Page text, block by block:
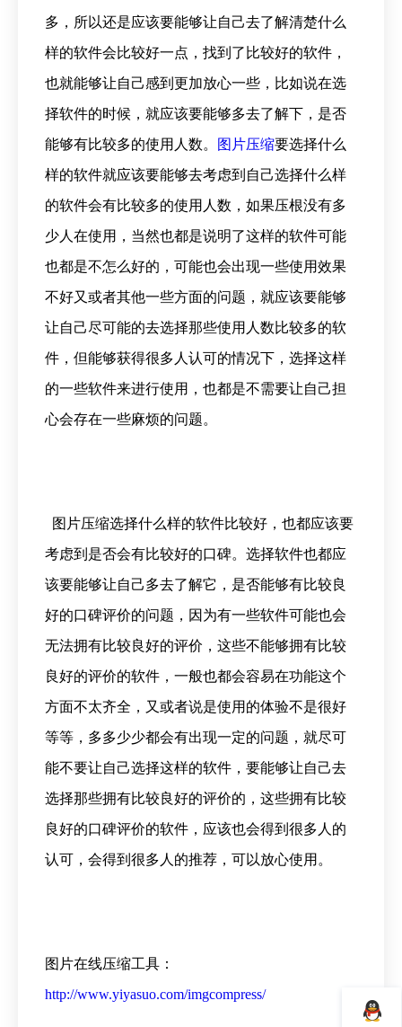
多，所以还是应该要能够让自己去了解清楚什么
样的软件会比较好一点，找到了比较好的软件，
也就能够让自己感到更加放心一些，比如说在选
择软件的时候，就应该要能够多去了解下，是否
能够有比较多的使用人数。
图片压缩要选择什么
样的软件就应该要能够去考虑到自己选择什么样
的软件会有比较多的使用人数，如果压根没有多
少人在使用，当然也都是说明了这样的软件可能
也都是不怎么好的，可能也会出现一些使用效果
不好又或者其他一些方面的问题，就应该要能够
让自己尽可能的去选择那些使用人数比较多的软
件，但能够获得很多人认可的情况下，选择这样
的一些软件来进行使用，也都是不需要让自己担
心会存在一些麻烦的问题。
图片压缩选择什么样的软件比较好，也都应该要
考虑到是否会有比较好的口碑。选择软件也都应
该要能够让自己多去了解它，是否能够有比较良
好的口碑评价的问题，因为有一些软件可能也会
无法拥有比较良好的评价，这些不能够拥有比较
良好的评价的软件，一般也都会容易在功能这个
方面不太齐全，又或者说是使用的体验不是很好
等等，多多少少都会有出现一定的问题，就尽可
能不要让自己选择这样的软件，要能够让自己去
选择那些拥有比较良好的评价的，这些拥有比较
良好的口碑评价的软件，应该也会得到很多人的
认可，会得到很多人的推荐，可以放心使用。
图片在线压缩工具：
http://www.yiyasuo.com/imgcompress/